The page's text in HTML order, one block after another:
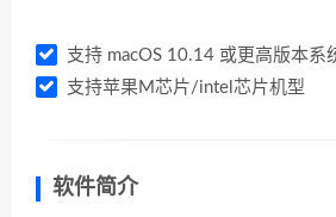
支持 macOS 10.14 或更高版本系
支持苹果M芯片/intel芯片机型
软件简介